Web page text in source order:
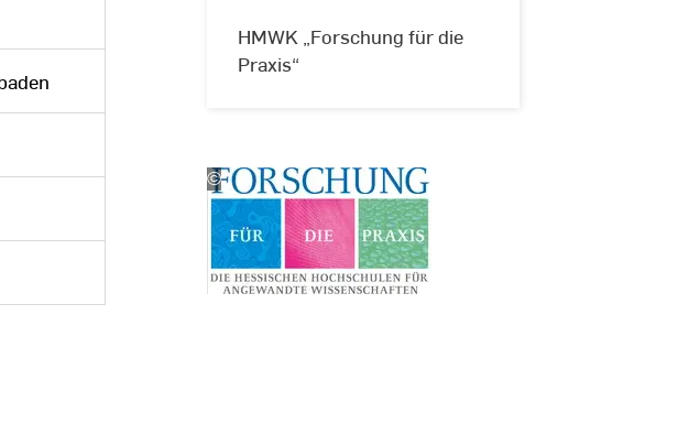
HMWK „Forschung für die
Praxis“
Gefördert
©
Die
hessischen
Hochschulen
für
angewandte
Wissenschaften